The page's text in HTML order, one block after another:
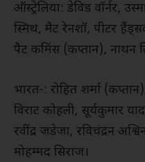
ऑस्ट्रेलिया: डेविड वॉर्नर,
स्मिथ, मैट रेनशॉ, पीटर
पैट कमिंस (कप्तान), नाथन
भारत-: रोहित शर्मा
विराट कोहली, सूर्यकुमार
रवींद्र जडेजा, रविचंद्रन
मोहम्मद सिराज।